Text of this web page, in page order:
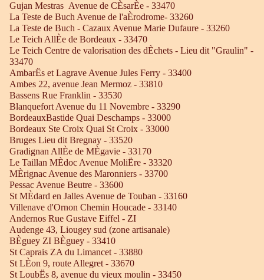
Gujan Mestras Avenue de CÈsarÈe - 33470
La Teste de Buch Avenue de l'aÈrodrome- 33260
La Teste de Buch - Cazaux Avenue Marie Dufaure - 33260
Le Teich AllÈe de Bordeaux - 33470
Le Teich Centre de valorisation des dÈchets - Lieu dit "Graulin" -
33470
AmbarËs et Lagrave Avenue Jules Ferry - 33400
Ambes 22, avenue Jean Mermoz - 33810
Bassens Rue Franklin - 33530
Blanquefort Avenue du 11 Novembre - 33290
BordeauxBastide Quai Deschamps - 33000
Bordeaux Ste Croix Quai St Croix - 33000
Bruges Lieu dit Bregnay - 33520
Gradignan AllÈe de MÈgavie - 33170
Le Taillan MÈdoc Avenue MoliËre - 33320
MÈrignac Avenue des Maronniers - 33700
Pessac Avenue Beutre - 33600
St MÈdard en Jalles Avenue de Touban - 33160
Villenave d'Ornon Chemin Houcade - 33140
Andernos Rue Gustave Eiffel - ZI
Audenge 43, Liougey sud (zone artisanale)
BÈguey ZI BÈguey - 33410
St Caprais ZA du Limancet - 33880
St LÈon 9, route Allegret - 33670
St LoubËs 8, avenue du vieux moulin - 33450